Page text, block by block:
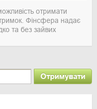
отримати
Фінсфера надає
та без зайвих
Отримувати